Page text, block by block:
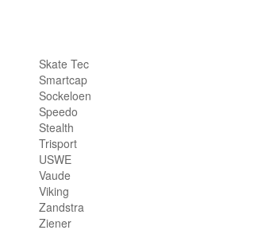
Skate Tec
Smartcap
Sockeloen
Speedo
Stealth
Trisport
USWE
Vaude
Viking
Zandstra
Ziener